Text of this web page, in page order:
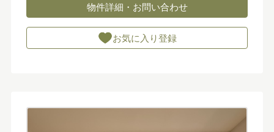
物件詳細・お問い合わせ
お気に入り登録